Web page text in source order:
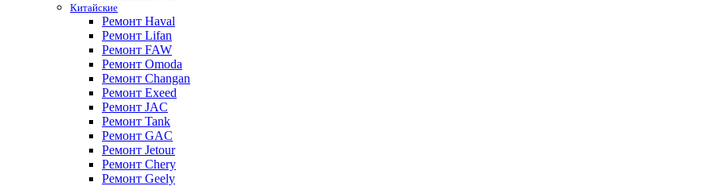
Китайские
Ремонт Haval
Ремонт Lifan
Ремонт FAW
Ремонт Omoda
Ремонт Changan
Ремонт Exeed
Ремонт JAC
Ремонт Tank
Ремонт GAC
Ремонт Jetour
Ремонт Chery
Ремонт Geely